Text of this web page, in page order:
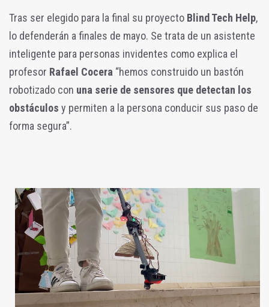
Tras ser elegido para la final su proyecto Blind Tech Help,
lo defenderán a finales de mayo. Se trata de un asistente
inteligente para personas invidentes como explica el
profesor Rafael Cocera “hemos construido un bastón
robotizado con una serie de sensores que detectan los
obstáculos y permiten a la persona conducir sus paso de
forma segura”.